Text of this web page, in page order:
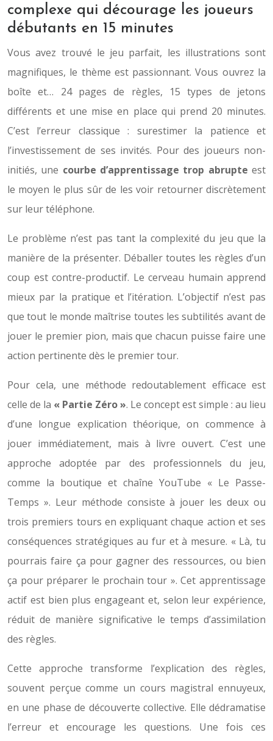
complexe qui décourage les joueurs
débutants en 15 minutes
Vous avez trouvé le jeu parfait, les illustrations sont
magnifiques, le thème est passionnant. Vous ouvrez la
boîte et… 24 pages de règles, 15 types de jetons
différents et une mise en place qui prend 20 minutes.
C’est l’erreur classique : surestimer la patience et
l’investissement de ses invités. Pour des joueurs non-
initiés, une courbe d’apprentissage trop abrupte est
le moyen le plus sûr de les voir retourner discrètement
sur leur téléphone.
Le problème n’est pas tant la complexité du jeu que la
manière de la présenter. Déballer toutes les règles d’un
coup est contre-productif. Le cerveau humain apprend
mieux par la pratique et l’itération. L’objectif n’est pas
que tout le monde maîtrise toutes les subtilités avant de
jouer le premier pion, mais que chacun puisse faire une
action pertinente dès le premier tour.
Pour cela, une méthode redoutablement efficace est
celle de la « Partie Zéro ». Le concept est simple : au lieu
d’une longue explication théorique, on commence à
jouer immédiatement, mais à livre ouvert. C’est une
approche adoptée par des professionnels du jeu,
comme la boutique et chaîne YouTube « Le Passe-
Temps ». Leur méthode consiste à jouer les deux ou
trois premiers tours en expliquant chaque action et ses
conséquences stratégiques au fur et à mesure. « Là, tu
pourrais faire ça pour gagner des ressources, ou bien
ça pour préparer le prochain tour ». Cet apprentissage
actif est bien plus engageant et, selon leur expérience,
réduit de manière significative le temps d’assimilation
des règles.
Cette approche transforme l’explication des règles,
souvent perçue comme un cours magistral ennuyeux,
en une phase de découverte collective. Elle dédramatise
l’erreur et encourage les questions. Une fois ces